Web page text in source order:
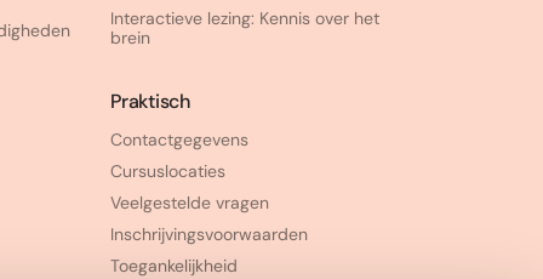
Interactieve lezing: Kennis over het
brein
Praktisch
Contactgegevens
Cursuslocaties
Veelgestelde vragen
Inschrijvingsvoorwaarden
Toegankelijkheid